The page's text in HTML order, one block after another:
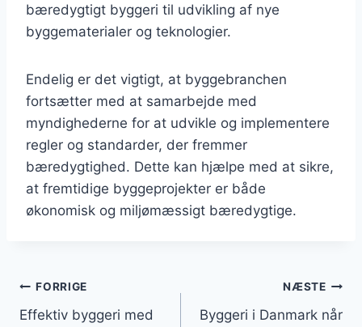
bæredygtigt byggeri til udvikling af nye
byggematerialer og teknologier.
Endelig er det vigtigt, at byggebranchen
fortsætter med at samarbejde med
myndighederne for at udvikle og implementere
regler og standarder, der fremmer
bæredygtighed. Dette kan hjælpe med at sikre,
at fremtidige byggeprojekter er både
økonomisk og miljømæssigt bæredygtige.
Indlægsnavigation
FORRIGE
Effektiv byggeri med
NÆSTE
Byggeri i Danmark når